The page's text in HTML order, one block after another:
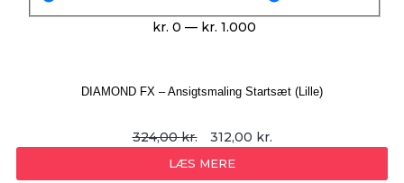
kr. 0— kr. 1.000
DIAMOND FX – Ansigtsmaling Startsæt (Lille)
324,00kr. 312,00 kr.
LÆS MERE